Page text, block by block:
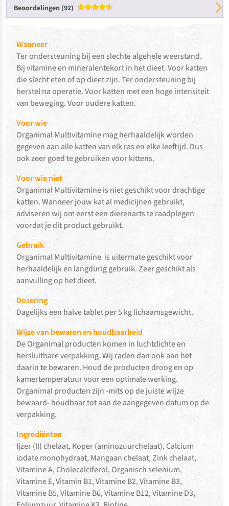
Beoordelingen (92)
Gewaardeerd
Wanneer
Ter ondersteuning bij een slechte algehele weerstand.
Bij vitamine en mineralentekort in het dieet. Voor katten
die slecht eten of op dieet zijn. Ter ondersteuning bij
herstel na operatie. Voor katten met een hoge intensiteit
van beweging. Voor oudere katten.
Voor wie
Organimal Multivitamine mag herhaaldelijk worden
gegeven aan alle katten van elk ras en elke leeftijd. Dus
ook zeer goed te gebruiken voor kittens.
Voor wie niet
Organimal Multivitamine is niet geschikt voor drachtige
katten. Wanneer jouw kat al medicijnen gebruikt,
adviseren wij om eerst een dierenarts te raadplegen
voordat je dit product gebruikt.
Gebruik
Organimal Multivitamine is uitermate geschikt voor
herhaaldelijk en langdurig gebruik. Zeer geschikt als
aanvulling op het dieet.
Dosering
Dagelijks een halve tablet per 5 kg lichaamsgewicht.
Wijze van bewaren en houdbaarheid
De Organimal producten komen in luchtdichte en
hersluitbare verpakking. Wij raden dan ook aan het
daarin te bewaren. Houd de producten droog en op
kamertemperatuur voor een optimale werking.
Organimal producten zijn -mits op de juiste wijze
bewaard- houdbaar tot aan de aangegeven datum op de
verpakking.
Ingrediënten
Ijzer (II) chelaat, Koper (aminozuurchelaat), Calcium
iodate monohydraat, Mangaan chelaat, Zink chelaat,
Vitamine A, Cholecalciferol, Organisch selenium,
Vitamine E, Vitamin B1, Vitamine B2, Vitamine B3,
Vitamine B5, Vitamine B6, Vitamine B12, Vitamine D3,